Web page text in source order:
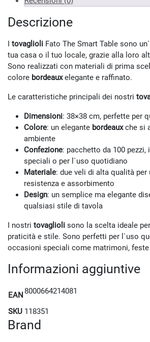
Descrizione
I tovaglioli Fato The Smart Table sono
tua casa o il tuo locale, grazie alla loro
Sono realizzati con materiali di prima
colore bordeauxelegante e raffinato.
Le caratteristiche principali dei nostri
Dimensioni: 38×38 cm, perfette per
Colore: un elegante bordeauxche si
ambiente
Confezione: pacchetto da 100
speciali o per l`uso quotidiano
Materiale: due veli di alta qualità per
resistenza e assorbimento
Design: un semplice ma elegante
qualsiasi stile di tavola
I nostri tovaglioli sono la scelta ideale
praticità e stile. Sono perfetti per l`uso
occasioni speciali come matrimoni,
Informazioni aggiuntive
EAN 8000664214081
SKU 118351
Brand